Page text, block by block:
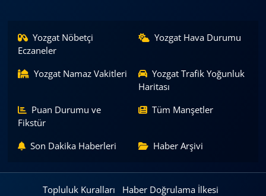
Yozgat Nöbetçi
Eczaneler
Yozgat Hava Durumu
Yozgat Namaz Vakitleri
Yozgat Trafik Yoğunluk
Haritası
Puan Durumu ve
Fikstür
Tüm Manşetler
Son Dakika Haberleri Haber Arşivi
Topluluk Kuralları
Haber Doğrulama İlkesi